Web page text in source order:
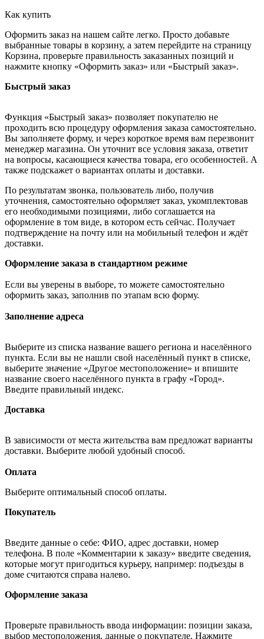
Как купить
Оформить заказ на нашем сайте легко. Просто добавьте
выбранные товары в корзину, а затем перейдите на страницу
Корзина, проверьте правильность заказанных позиций и
нажмите кнопку «Оформить заказ» или «Быстрый заказ».
Быстрый заказ
Функция «Быстрый заказ» позволяет покупателю не
проходить всю процедуру оформления заказа самостоятельно.
Вы заполняете форму, и через короткое время вам перезвонит
менеджер магазина. Он уточнит все условия заказа, ответит
на вопросы, касающиеся качества товара, его особенностей. А
также подскажет о вариантах оплаты и доставки.
По результатам звонка, пользователь либо, получив
уточнения, самостоятельно оформляет заказ, укомплектовав
его необходимыми позициями, либо соглашается на
оформление в том виде, в котором есть сейчас. Получает
подтверждение на почту или на мобильный телефон и ждёт
доставки.
Оформление заказа в стандартном режиме
Если вы уверены в выборе, то можете самостоятельно
оформить заказ, заполнив по этапам всю форму.
Заполнение адреса
Выберите из списка название вашего региона и населённого
пункта. Если вы не нашли свой населённый пункт в списке,
выберите значение «Другое местоположение» и впишите
название своего населённого пункта в графу «Город».
Введите правильный индекс.
Доставка
В зависимости от места жительства вам предложат варианты
доставки. Выберите любой удобный способ.
Оплата
Выберите оптимальный способ оплаты.
Покупатель
Введите данные о себе: ФИО, адрес доставки, номер
телефона. В поле «Комментарии к заказу» введите сведения,
которые могут пригодиться курьеру, например: подъезды в
доме считаются справа налево.
Оформление заказа
Проверьте правильность ввода информации: позиции заказа,
выбор местоположения, данные о покупателе. Нажмите